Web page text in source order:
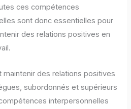
ces compétences
sont donc essentielles pour
des relations positives en
maintenir des relations positives
subordonnés et supérieurs
interpersonnelles